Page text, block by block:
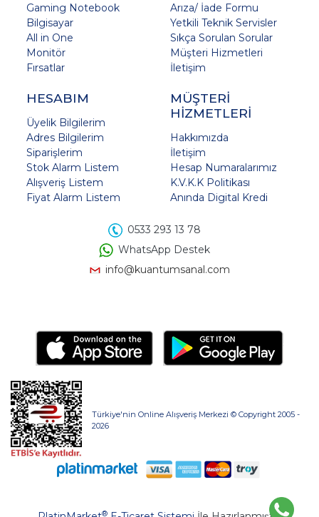
Gaming Notebook
Bilgisayar
All in One
Monitör
Fırsatlar
Arıza/ İade Formu
Yetkili Teknik Servisler
Sıkça Sorulan Sorular
Müşteri Hizmetleri
İletişim
HESABIM
Üyelik Bilgilerim
Adres Bilgilerim
Siparişlerim
Stok Alarm Listem
Alışveriş Listem
Fiyat Alarm Listem
MÜŞTERİ
HİZMETLERİ
Hakkımızda
İletişim
Hesap Numaralarımız
K.V.K.K Politikası
Anında Digital Kredi
0533 293 13 78
WhatsApp Destek
info@kuantumsanal.com
Türkiye'nin Online Alışveriş Merkezi © Copyright 2005 -
2026
®